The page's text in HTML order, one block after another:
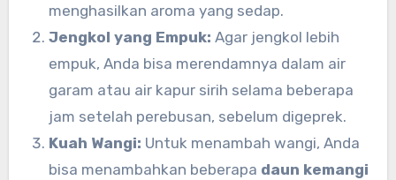
menghasilkan aroma yang sedap.
Jengkol yang Empuk: Agar jengkol lebih
empuk, Anda bisa merendamnya dalam air
garam atau air kapur sirih selama beberapa
jam setelah perebusan, sebelum digeprek.
Kuah Wangi: Untuk menambah wangi, Anda
bisa menambahkan beberapa daun kemangi